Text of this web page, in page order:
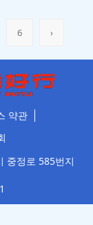
6 ›
약관
중정로 585번지